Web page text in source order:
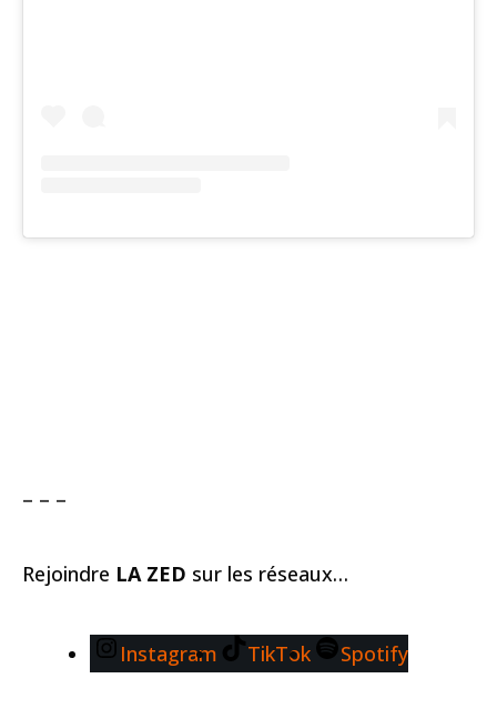
– – –
Rejoindre LA ZED sur les réseaux…
Instagram TikTok Spotify